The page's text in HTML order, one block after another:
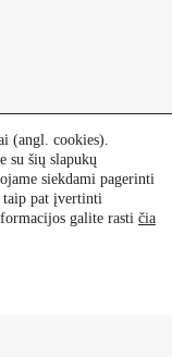
(angl. cookies).
su šių slapukų
siekdami pagerinti
taip pat įvertinti
galite rasti čia